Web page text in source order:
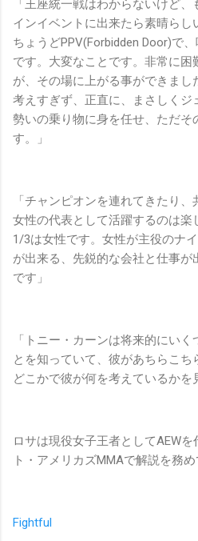
「王座統一戦はわからないけど
インイベントに出来たら素晴らし
ちょうどPPV(Forbidden Door)で
です。大変なことです。非常に困
が、その場に上がる事ができまし
考えすぎず、正直に、まさしくジ
勢いの乗り物に身を任せ、ただそ
す。」
「チャンピオンを連れてきたり、
女性の代表として活躍するのは
1/3は女性です。女性が主役のナ
が出来る、先鋭的な会社と仕事が
です」
「トニー・カーンは将来的にい
とを知っていて、彼があちらこち
どこかで彼が何を考えているかを
ロサは現役女子王者としてAEW
ト・アメリカズMMAで解説を務め
Fightful